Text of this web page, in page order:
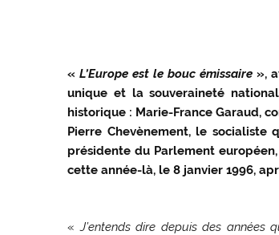
«L’Europe est le bouc émissaire»,
unique et la souveraineté
historique : Marie-France Garaud,
Pierre Chevènement, le socialiste
présidente du Parlement
cette année-là, le 8 janvier 1996,
«J’entends dire depuis des années